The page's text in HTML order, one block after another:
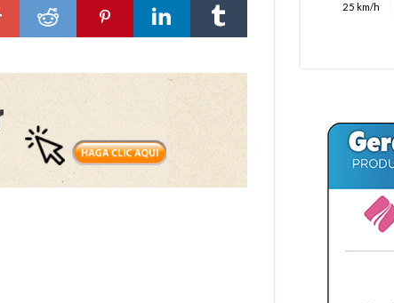
25 km/h